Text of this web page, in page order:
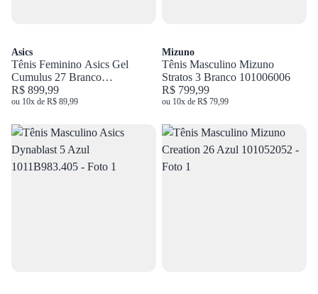
Asics
Tênis Feminino Asics Gel
Cumulus 27 Branco
1012B906.100
R$ 899,99
ou 10x de R$ 89,99
Mizuno
Tênis Masculino Mizuno
Stratos 3 Branco 101006006
R$ 799,99
ou 10x de R$ 79,99